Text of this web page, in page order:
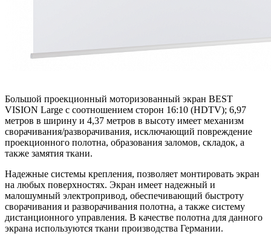
Большой проекционный моторизованный экран BEST
VISION Large с соотношением сторон 16:10 (HDTV); 6,97
метров в ширину и 4,37 метров в высоту имеет механизм
сворачивания/разворачивания, исключающий повреждение
проекционного полотна, образования заломов, складок, а
также замятия ткани.
Надежные системы крепления, позволяет монтировать экран
на любых поверхностях. Экран имеет надежный и
малошумный электропривод, обеспечивающий быстроту
сворачивания и разворачивания полотна, а также систему
дистанционного управления. В качестве полотна для данного
экрана используются ткани производства Германии.